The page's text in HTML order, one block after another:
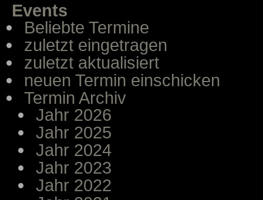
Events
Beliebte Termine
zuletzt eingetragen
zuletzt aktualisiert
neuen Termin einschicken
Termin Archiv
Jahr 2026
Jahr 2025
Jahr 2024
Jahr 2023
Jahr 2022